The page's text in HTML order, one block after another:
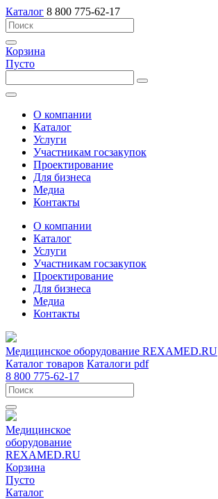
Каталог 8 800 775-62-17
Корзина
Пусто
О компании
Каталог
Услуги
Участникам госзакупок
Проектирование
Для бизнеса
Медиа
Контакты
О компании
Каталог
Услуги
Участникам госзакупок
Проектирование
Для бизнеса
Медиа
Контакты
Медицинское оборудование REXAMED.RU
Каталог товаров Каталоги pdf
8 800 775-62-17
Медицинское
оборудование
REXAMED.RU
Корзина
Пусто
Каталог